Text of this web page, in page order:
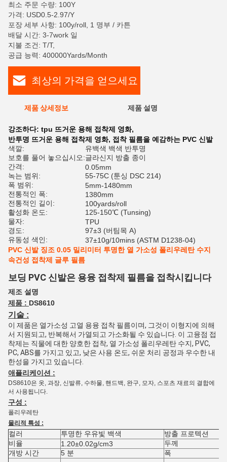
최소 주문 수량: 100Y
가격: USD0.5-2.97/Y
포장 세부 사항: 100y/roll, 1 명부 / 카튼
배달 시간: 3-7work 일
지불 조건: T/T,
공급 능력: 400000Yards/Month
최상의 가격을 얻으세요
제품 상세정보 제품 설명
강조하다: tpu 뜨거운 용해 접착제 영화,
반투명 뜨거운 용해 접착제 영화, 접착 필름을 예감하는 PVC 신발
색깔:
유백색 백색 반투명
보호를 풀어 놓으십시오:글라신지 방출 종이
간격:
0.05mm
녹는 범위:
55-75C (툰싱 DSC 214)
폭 범위:
5mm-1480mm
전통적인 폭:
1380mm
전통적인 길이:
100yards/roll
활성화 온도:
125-150℃ (Tunsing)
물자:
TPU
경도:
97±3 (버팀목 A)
유동성 색인:
37±10g/10mins (ASTM D1238-04)
PVC 신발 징조 0.05 밀리미터 투명한 열 가소성 폴리우레탄 수지
속건성 접착제 글루 필름
보딩 PVC 신발은 용융 접착제 필름을 접착시킵니다
제조 설명
제품 : DS8610
기술 :
이 제품은 열가소성 고열 용융 접착 필름이며, 그것이 이형지에 의해
서 지원되고, 반복해서 가열되고 가소화될 수 있습니다. 이 고융점 접
착제는 직물에 대한 양호한 접착, 열 가소성 폴리우레탄 수지, PVC,
PC, ABS를 가지고 있고, 낮은 사용 온도, 쉬운 처리 공정과 우수한 내
한성을 가지고 있습니다.
애플리케이션 :
DS8610은 옷, 과장, 신발류, 수하물, 핸드백, 완구, 모자, 스포츠 재료의 결합에
서 사용됩니다.
구성 :
폴리우레탄
물리적 특성 :
컬러 투명한 우유빛 백색
방출 프로텍션
비율
1.20±0.02g/cm3
두께
개방 시간
5 분 폭